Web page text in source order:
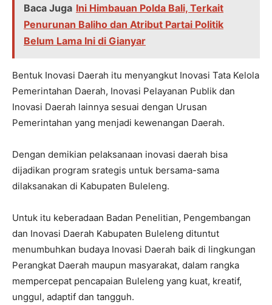
Baca Juga Ini Himbauan Polda Bali, Terkait
Penurunan Baliho dan Atribut Partai Politik
Belum Lama Ini di Gianyar
Bentuk Inovasi Daerah itu menyangkut Inovasi Tata Kelola
Pemerintahan Daerah, Inovasi Pelayanan Publik dan
Inovasi Daerah lainnya sesuai dengan Urusan
Pemerintahan yang menjadi kewenangan Daerah.
Dengan demikian pelaksanaan inovasi daerah bisa
dijadikan program srategis untuk bersama-sama
dilaksanakan di Kabupaten Buleleng.
Untuk itu keberadaan Badan Penelitian, Pengembangan
dan Inovasi Daerah Kabupaten Buleleng dituntut
menumbuhkan budaya Inovasi Daerah baik di lingkungan
Perangkat Daerah maupun masyarakat, dalam rangka
mempercepat pencapaian Buleleng yang kuat, kreatif,
unggul, adaptif dan tangguh.